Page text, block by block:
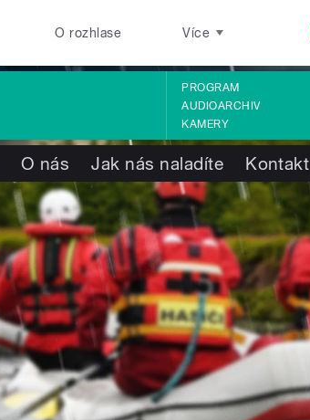
O rozhlase Více
PROGRAM
AUDIOARCHIV
KAMERY
O nás Jak nás naladíte Kontakt